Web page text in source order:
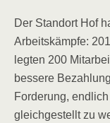
Der Standort Hof
Arbeitskämpfe:
legten 200
bessere
Forderung,
gleichgestellt zu